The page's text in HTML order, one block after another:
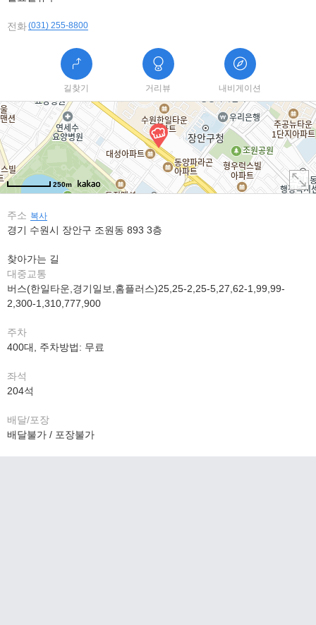
전화(031) 255-8800
길찾기 거리뷰 내비게이션
250m
주소 복사
경기 수원시 장안구 조원동 893 3층
찾아가는 길
대중교통
버스(한일타운,경기일보,홈플러스)25,25-2,25-5,27,62-1,99,99-
2,300-1,310,777,900
주차
400대, 주차방법: 무료
좌석
204석
배달/포장
배달불가 / 포장불가